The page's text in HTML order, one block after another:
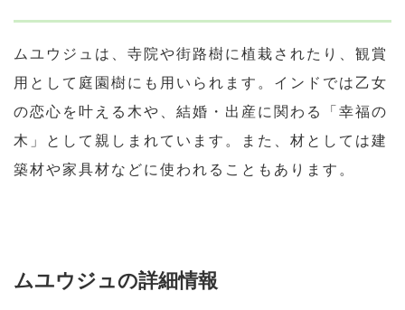
ムユウジュは、寺院や街路樹に植栽されたり、観賞
用として庭園樹にも用いられます。インドでは乙女
の恋心を叶える木や、結婚・出産に関わる「幸福の
木」として親しまれています。また、材としては建
築材や家具材などに使われることもあります。
ムユウジュの詳細情報